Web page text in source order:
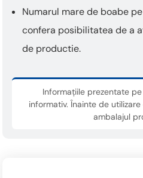
Numarul mare de boabe
confera posibilitatea de a
de productie.
Informațiile prezentate
informativ. Înainte de
ambalajul